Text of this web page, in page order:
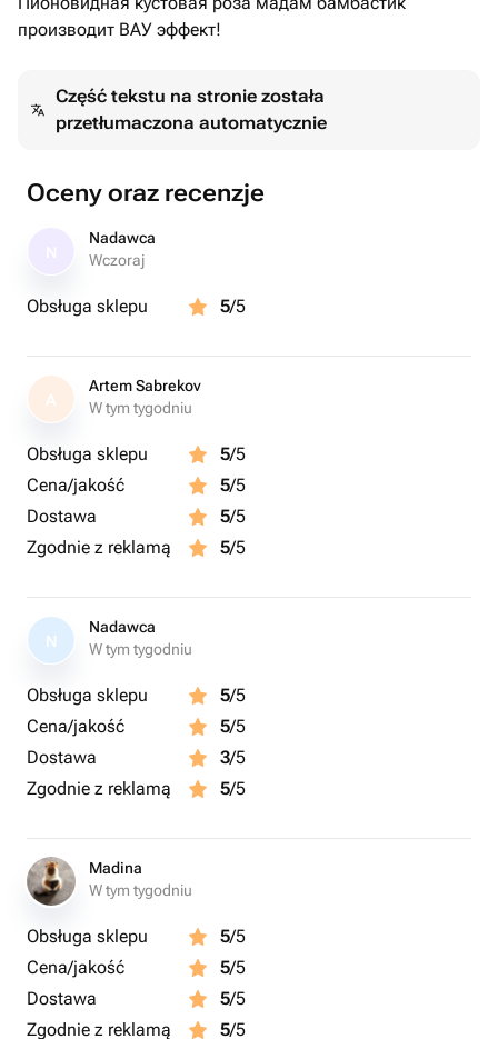
производит ВАУ эффект!
Część tekstu na stronie została
przetłumaczona automatycznie
Oceny oraz recenzje
Nadawca
Wczoraj
Obsługa sklepu 5/5
A
Artem Sabrekov
W tym tygodniu
Obsługa sklepu 5/5
Cena/jakość
5/5
Dostawa
5/5
Zgodnie z reklamą
5/5
N
Nadawca
W tym tygodniu
Obsługa sklepu 5/5
Cena/jakość
5/5
Dostawa
3/5
Zgodnie z reklamą
5/5
Madina
W tym tygodniu
Obsługa sklepu 5/5
Cena/jakość
5/5
Dostawa
5/5
Zgodnie z reklamą
5/5